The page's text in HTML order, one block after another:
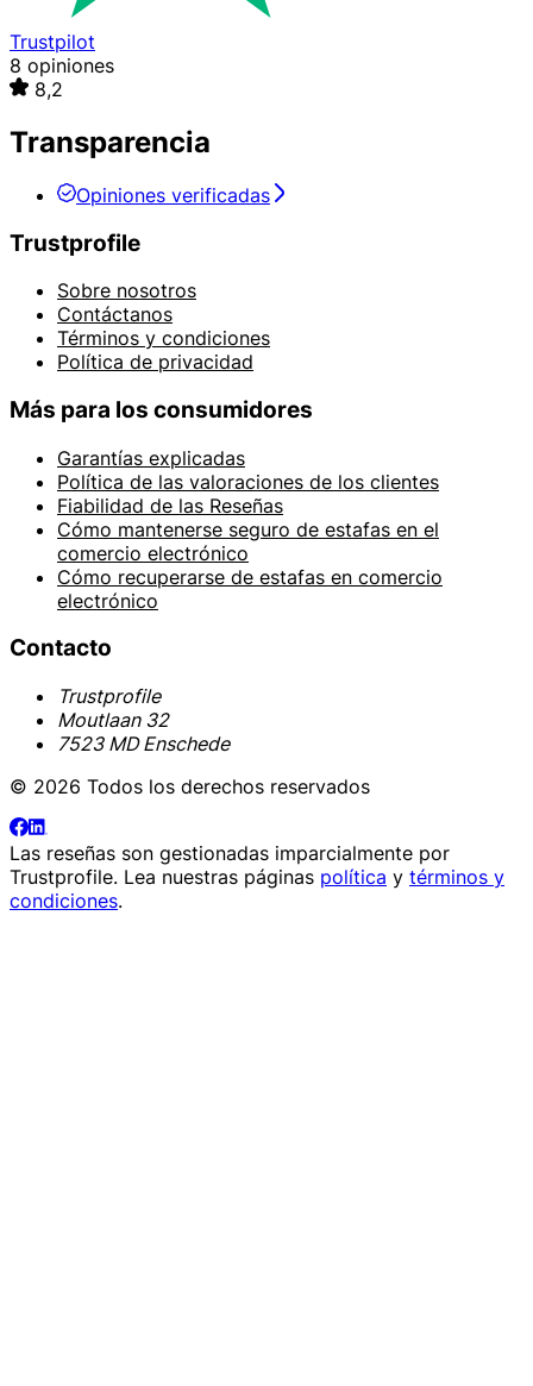
Trustpilot
8 opiniones
8,2
Transparencia
Opiniones verificadas
Trustprofile
Sobre nosotros
Contáctanos
Términos y condiciones
Política de privacidad
Más para los consumidores
Garantías explicadas
Política de las valoraciones de los clientes
Fiabilidad de las Reseñas
Cómo mantenerse seguro de estafas en el
comercio electrónico
Cómo recuperarse de estafas en comercio
electrónico
Contacto
Trustprofile
Moutlaan 32
7523 MD Enschede
© 2026 Todos los derechos reservados
Las reseñas son gestionadas imparcialmente por
Trustprofile. Lea nuestras páginas política y términos y
condiciones.